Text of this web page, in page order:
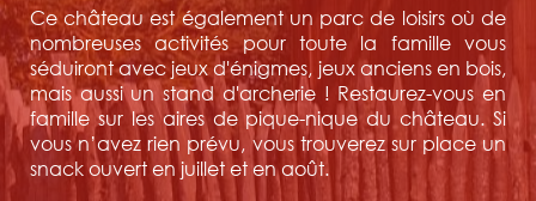
Ce château est également un parc de loisirs où de
nombreuses activités pour toute la famille vous
séduiront avec jeux d'énigmes, jeux anciens en bois,
mais aussi un stand d'archerie ! Restaurez-vous en
famille sur les aires de pique-nique du château. Si
vous n’avez rien prévu, vous trouverez sur place un
snack ouvert en juillet et en août.